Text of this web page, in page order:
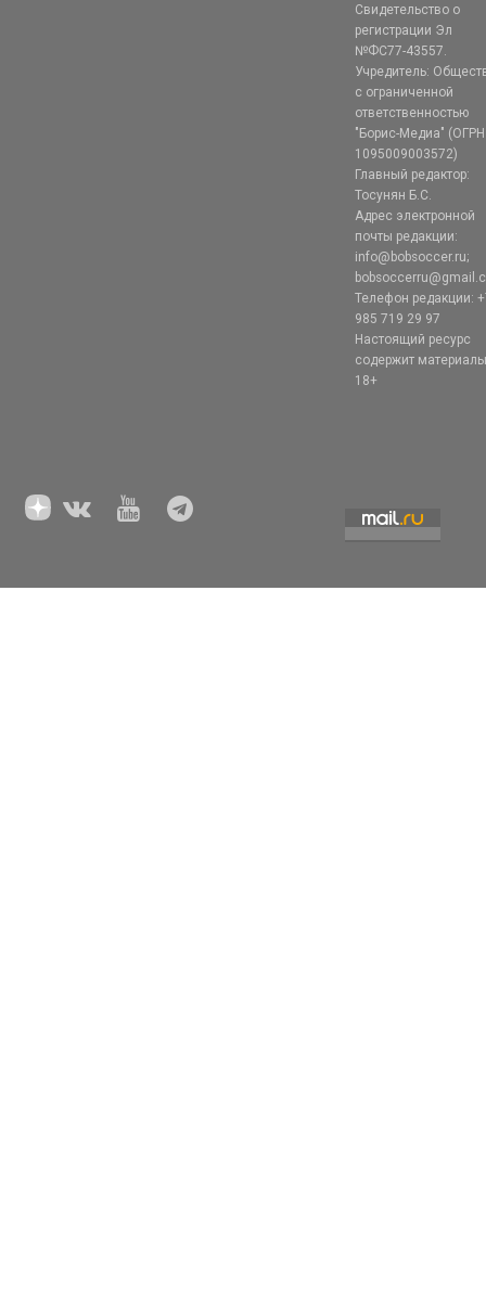
Свидетельство о
регистрации Эл
№ФС77-43557.
Учредитель:
с ограниченной
ответственностью
"Борис-Медиа" (ОГРН
1095009003572)
Главный редактор:
Тосунян Б.С.
Адрес электронной
почты редакции:
info@bobsoccer.ru;
Телефон редакции:
985 719 29 97
Настоящий ресурс
содержит
18+